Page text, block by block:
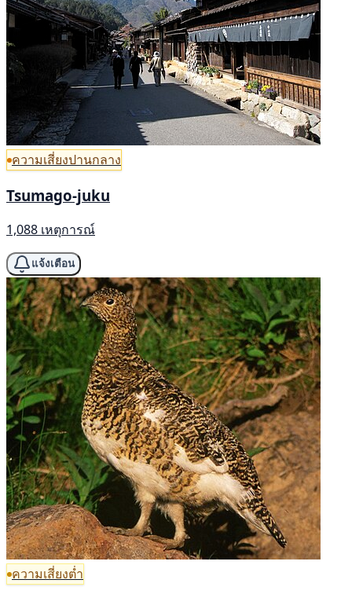
ความเสี่ยงปานกลาง
Tsumago-juku
1,088 เหตุการณ์
แจ้งเตือน
ความเสี่ยงต่ำ